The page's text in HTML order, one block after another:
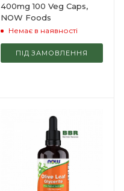
400mg 100 Veg Caps,
NOW Foods
Немає в наявності
ПІД ЗАМОВЛЕННЯ